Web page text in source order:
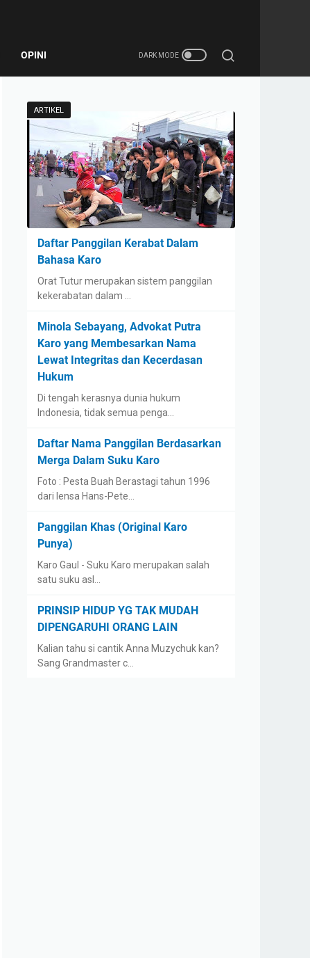
OPINI
ARTIKEL
Daftar Panggilan Kerabat Dalam
Bahasa Karo
Orat Tutur merupakan sistem panggilan
kekerabatan dalam …
Minola Sebayang, Advokat Putra
Karo yang Membesarkan Nama
Lewat Integritas dan Kecerdasan
Hukum
Di tengah kerasnya dunia hukum
Indonesia, tidak semua penga…
Daftar Nama Panggilan Berdasarkan
Merga Dalam Suku Karo
Foto : Pesta Buah Berastagi tahun 1996
dari lensa Hans-Pete…
Panggilan Khas (Original Karo
Punya)
Karo Gaul - Suku Karo merupakan salah
satu suku asl…
PRINSIP HIDUP YG TAK MUDAH
DIPENGARUHI ORANG LAIN
Kalian tahu si cantik Anna Muzychuk kan?
Sang Grandmaster c…